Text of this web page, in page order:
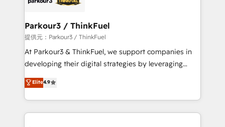
companies scale faster and smarter. 🔹 BOOMS:
Demand generation for all your buyers With BOOMS,
you invest in 100% of your buyers, accelerating your
growth and positioning yourself as an undisputed
transformation process A methodology designed to
implement HubSpot effectively and optimize your
Parkour3 / ThinkFuel
提供元：Parkour3 / ThinkFuel
At Parkour3 & ThinkFuel, we support companies in
developing their digital strategies by leveraging
technologies and automating their marketing and
sales processes to generate growth. Our offer spans
from Strategy to Operations. We specialize in CRM
onboarding and implementation, web design, sales
Elite4.9